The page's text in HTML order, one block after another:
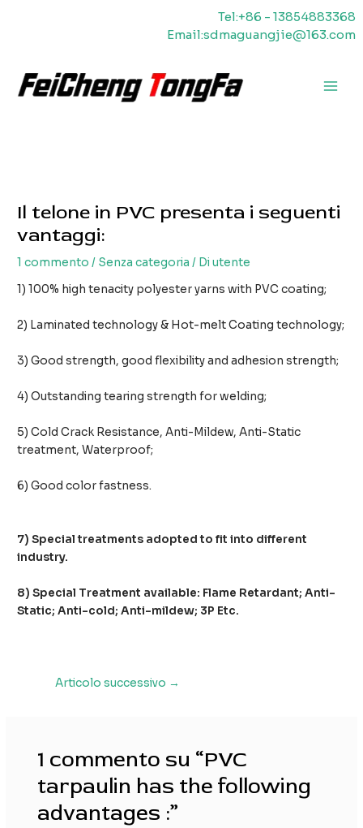
Tel:+86 - 13854883368
Email:sdmaguangjie@163.com
Il telone in PVC presenta i seguenti
vantaggi:
1 commento / Senza categoria / Diutente
1) 100% high tenacity polyester yarns with PVC coating;
2) Laminated technology & Hot-melt Coating technology;
3) Good strength, good flexibility and adhesion strength;
4) Outstanding tearing strength for welding;
5) Cold Crack Resistance, Anti-Mildew, Anti-Static
treatment, Waterproof;
6) Good color fastness.
7) Special treatments adopted to fit into different
industry.
8) Special Treatment available: Flame Retardant; Anti-
Static; Anti-cold; Anti-mildew; 3P Etc.
NavigazioneArticolo successivo →
1 commento su “PVC
tarpaulin has the following
advantages :”